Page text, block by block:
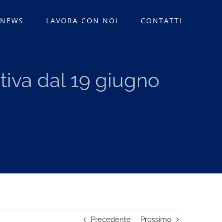
LAVORA CON NOI CONTATTI
dal 19 giugno
Precedente Prossimo